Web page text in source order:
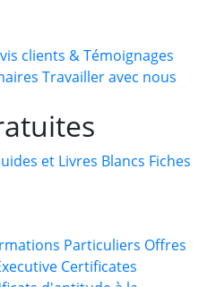
clients & Témoignages
Travailler avec nous
et Livres Blancs Fiches
Particuliers Offres
Certificates